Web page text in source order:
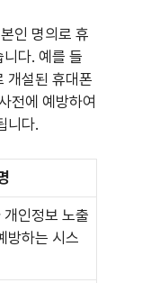
인 명의로 휴
다. 예를 들
개설된 휴대폰
전에 예방하여
니다.
인정보 노출
방하는 시스